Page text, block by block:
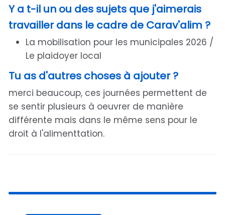
Y a t-il un ou des sujets que j'aimerais
travailler dans le cadre de Carav'alim ?
La mobilisation pour les municipales 2026 /
Le plaidoyer local
Tu as d'autres choses à ajouter ?
merci beaucoup, ces journées permettent de
se sentir plusieurs à oeuvrer de manière
différente mais dans le même sens pour le
droit à l'alimenttation.